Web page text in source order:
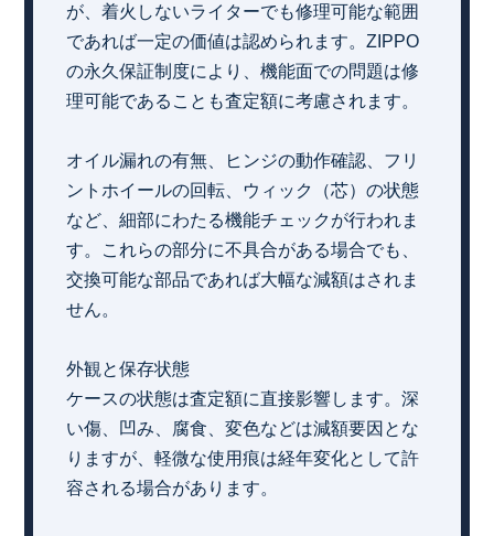
が、着火しないライターでも修理可能な範囲
であれば一定の価値は認められます。ZIPPO
の永久保証制度により、機能面での問題は修
理可能であることも査定額に考慮されます。
オイル漏れの有無、ヒンジの動作確認、フリ
ントホイールの回転、ウィック（芯）の状態
など、細部にわたる機能チェックが行われま
す。これらの部分に不具合がある場合でも、
交換可能な部品であれば大幅な減額はされま
せん。
外観と保存状態
ケースの状態は査定額に直接影響します。深
い傷、凹み、腐食、変色などは減額要因とな
りますが、軽微な使用痕は経年変化として許
容される場合があります。